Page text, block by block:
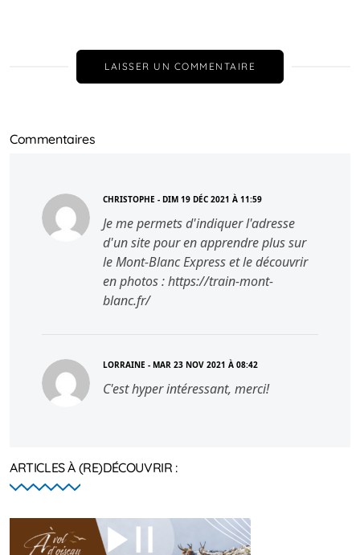
LAISSER UN COMMENTAIRE
Commentaires
CHRISTOPHE - DIM 19 DÉC 2021 À 11:59
Je me permets d'indiquer l'adresse
d'un site pour en apprendre plus sur
le Mont-Blanc Express et le découvrir
en photos : https://train-mont-
blanc.fr/
LORRAINE - MAR 23 NOV 2021 À 08:42
C'est hyper intéressant, merci!
ARTICLES À (RE)DÉCOUVRIR :